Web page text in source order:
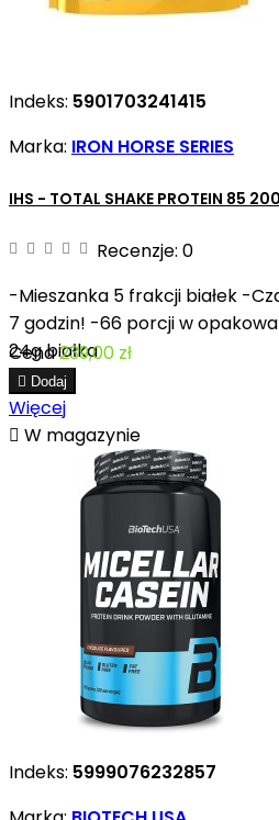
Indeks: 5901703241415
Marka: IRON HORSE SERIES
IHS - TOTAL SHAKE PROTEIN 85
Recenzje: 0
-Mieszanka 5 frakcji białek -
7 godzin! -66 porcji w
24g białka
Cena239,00 zł
 Dodaj
Więcej
 W magazynie
Indeks: 5999076232857